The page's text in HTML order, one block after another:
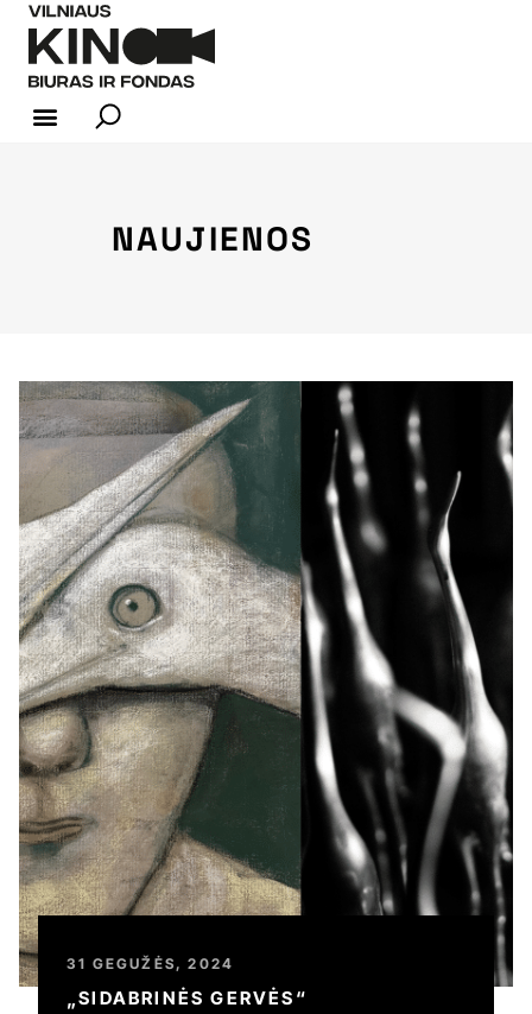
NAUJIENOS
31 GEGUŽĖS, 2024
„SIDABRINĖS GERVĖS“